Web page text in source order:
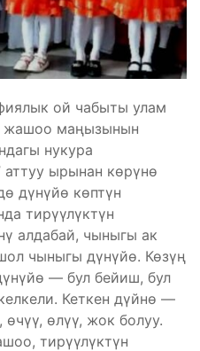
ой чабыты улам
жашоо маңызынын
нукура
ырынан көрүнө
дүнүйө көптүн
тирүүлүктүн
алдабай, чыныгы ак
чыныгы дүнүйө. Көзүң
— бул бейиш, бул
Кеткен дүйнө —
өчүү, өлүү, жок болуу.
тирүүлүктүн